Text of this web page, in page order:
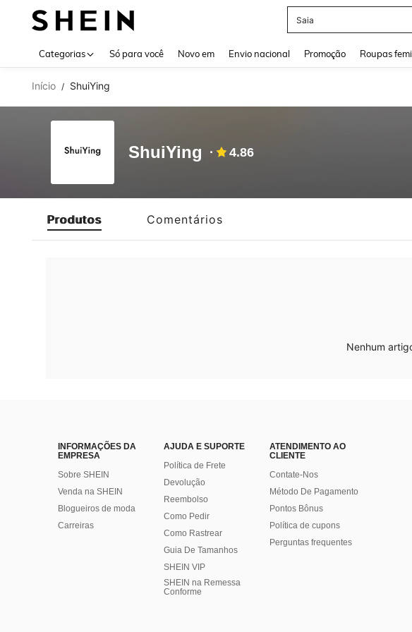
Saia
Categorias Só para você Novo em Envio nacional Promoção Roupas
Início / ShuiYing
ShuiYing 4.86
Produtos Comentários
Nenhum
INFORMAÇÕES DA
EMPRESA
Sobre SHEIN
Venda na SHEIN
Blogueiros de moda
Carreiras
AJUDA E SUPORTE
Política de Frete
Devolução
Reembolso
Como Pedir
Como Rastrear
Guia De Tamanhos
SHEIN VIP
SHEIN na Remessa
Conforme
ATENDIMENTO AO
CLIENTE
Contate-Nos
Método De Pagamento
Pontos Bônus
Política de cupons
Perguntas frequentes